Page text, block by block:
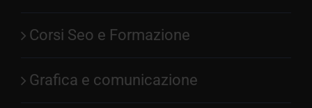
Corsi Seo e Formazione
Grafica e comunicazione